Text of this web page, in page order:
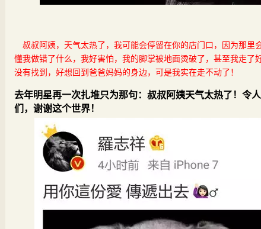
叔叔阿姨，天气太热了，我可能会停留在你的店门口，因为那里
懂我做错了什么，我好害怕，我的脚掌被地面烫破了，甚至我走了
没有找到，好想回到爸爸妈妈的身边，可是我实在走不动了！
去年明星再一次扎堆只为那句：叔叔阿姨天气太热了！令
们，谢谢这个世界！